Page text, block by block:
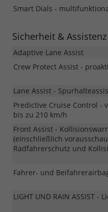
Smart Dials -
Sicherheit & Assistenz
Adaptive Lane Assist
Crew Protect Assist -
Lane Assist -
Predictive Cruise Control -
bis zu 210 km/h
Front Assist -
(einschließlich
Radfahrerschutz und
Fahrer- und
LIGHT UND RAIN ASSIST -